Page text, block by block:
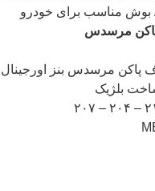
سری AEROTWIN بوش مناسب برای خودرو
مرسدس
پاکن مرسدس بنز اورجینال
مناسب اتاق های ۲۱۲ – ۲۰۴ – ۲۰۷